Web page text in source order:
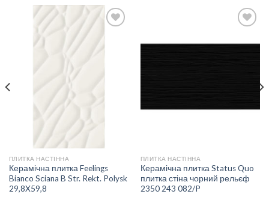
ПЛИТКА НАСТІННА
Керамічна плитка Feelings
Bianco Sciana B Str. Rekt. Polysk
29,8X59,8
ПЛИТКА НАСТІННА
Керамічна плитка Status Quo
плитка стіна чорний рельєф
2350 243 082/P